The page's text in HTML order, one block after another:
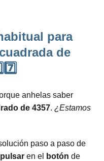
para
de
anhelas saber
de 4357. ¿Estamos
paso a paso de
pulsar en el botón de